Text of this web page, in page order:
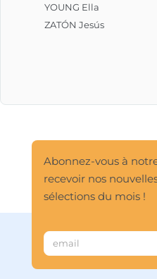
YOUNG Ella
ZATÓN Jesús
Abonnez-vous à
recevoir nos
sélections du mois !